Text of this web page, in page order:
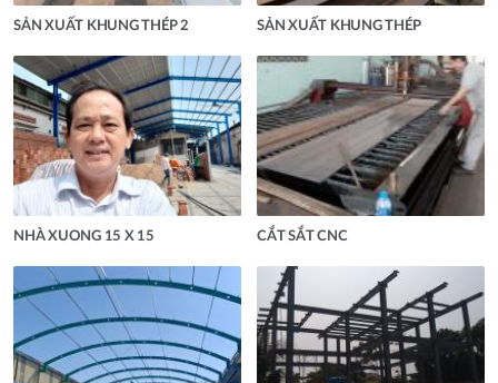
SẢN XUẤT KHUNG THÉP 2 SẢN XUẤT KHUNG THÉP
NHÀ XUONG 15 X 15 CẮT SẮT CNC